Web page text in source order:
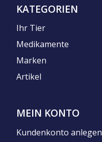
KATEGORIEN
Ihr Tier
Medikamente
Marken
Artikel
MEIN KONTO
Kundenkonto anlegen